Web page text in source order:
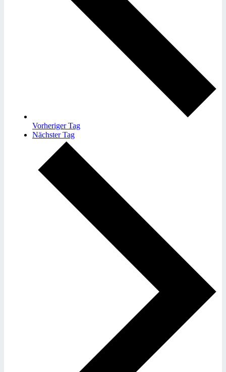
Vorheriger Tag
Nächster Tag